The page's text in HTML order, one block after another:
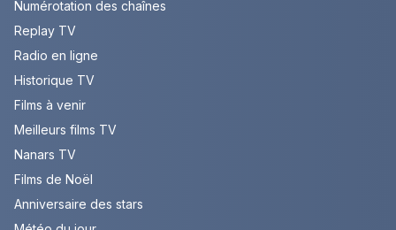
Numérotation des chaînes
Replay TV
Radio en ligne
Historique TV
Films à venir
Meilleurs films TV
Nanars TV
Films de Noël
Anniversaire des stars